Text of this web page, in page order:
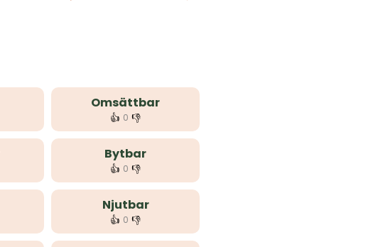
Omsättbar
👍 0 👎
Bytbar
👍 0 👎
Njutbar
👍 0 👎